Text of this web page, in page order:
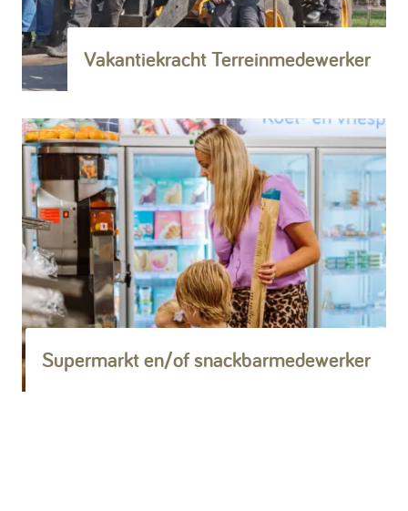
Vakantiekracht Terreinmedewerker
Supermarkt en/of snackbarmedewerker